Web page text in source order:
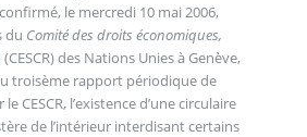
le mercredi 10 mai 2006,
du Comité des droits économiques,
(CESCR) des Nations Unies à Genève,
troisème rapport périodique de
CESCR, l’existence d’une circulaire
de l’intérieur interdisant certains